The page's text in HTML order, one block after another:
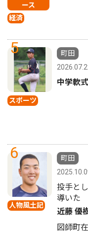
ース
経済
5
スポーツ
町田
中学軟
6
人物風土記
町田
投手と
導いた
近藤 優
図師町